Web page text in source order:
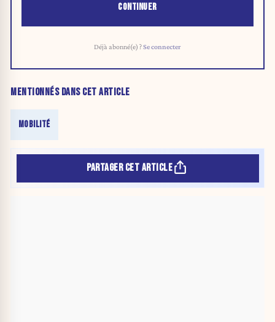
CONTINUER
Déjà abonné(e) ?Se connecter
MENTIONNÉS DANS CET ARTICLE
MOBILITÉ
PARTAGER CET ARTICLE